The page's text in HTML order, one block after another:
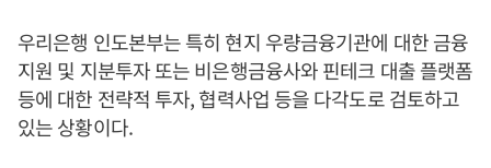
우리은행 인도본부는 특히 현지 우량금융기관에 대한 금융
지원 및 지분투자 또는 비은행금융사와 핀테크 대출 플랫폼
등에 대한 전략적 투자, 협력사업 등을 다각도로 검토하고
있는 상황이다.